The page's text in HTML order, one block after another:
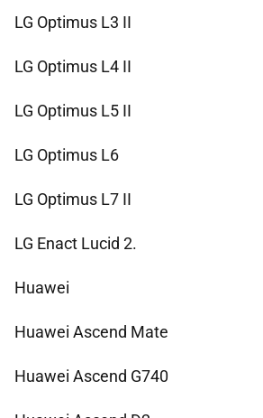
LG Optimus L3 II
LG Optimus L4 II
LG Optimus L5 II
LG Optimus L6
LG Optimus L7 II
LG Enact Lucid 2.
Huawei
Huawei Ascend Mate
Huawei Ascend G740